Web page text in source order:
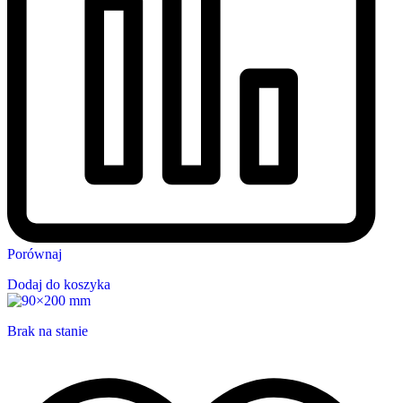
Porównaj
Dodaj do koszyka
Brak na stanie